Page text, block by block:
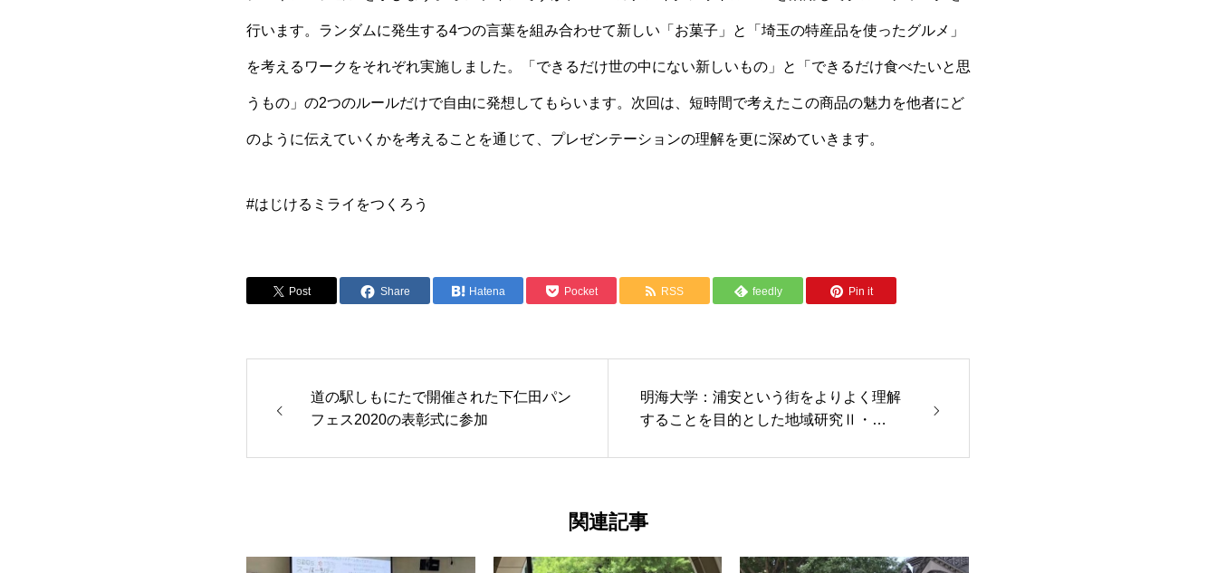
行います。ランダムに発生する4つの言葉を組み合わせて新しい「お菓子」と「埼玉の特産品を使ったグルメ」
を考えるワークをそれぞれ実施しました。「できるだけ世の中にない新しいもの」と「できるだけ食べたいと思
うもの」の2つのルールだけで自由に発想してもらいます。次回は、短時間で考えたこの商品の魅力を他者にど
のように伝えていくかを考えることを通じて、プレゼンテーションの理解を更に深めていきます。
#はじけるミライをつくろう
Post Share Hatena Pocket RSS feedly Pin it
道の駅しもにたで開催された下仁田パン
フェス2020の表彰式に参加
明海大学：浦安という街をよりよく理解
することを目的とした地域研究Ⅱ・
関連記事